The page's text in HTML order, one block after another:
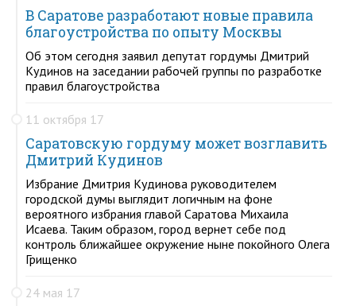
В Саратове разработают новые правила
благоустройства по опыту Москвы
Об этом сегодня заявил депутат гордумы Дмитрий
Кудинов на заседании рабочей группы по разработке
правил благоустройства
11 октября 17
Саратовскую гордуму может возглавить
Дмитрий Кудинов
Избрание Дмитрия Кудинова руководителем
городской думы выглядит логичным на фоне
вероятного избрания главой Саратова Михаила
Исаева. Таким образом, город вернет себе под
контроль ближайшее окружение ныне покойного Олега
Грищенко
24 мая 17